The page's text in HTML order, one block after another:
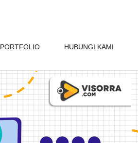
PORTFOLIO HUBUNGI KAMI